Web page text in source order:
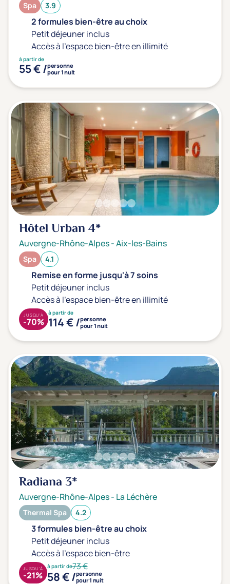
Spa 3.9
2 formules bien-être au choix
Petit déjeuner inclus
Accès à l'espace bien-être en illimité
à partir de
55 € /personne
pour 1 nuit
Hôtel Urban4*
Auvergne-Rhône-Alpes-Aix-les-Bains
Spa 4.1
Remise en forme jusqu'à 7 soins
Petit déjeuner inclus
Accès à l'espace bien-être en illimité
à partir de
114 € /personne
pour 1 nuit
JUSQU'À
-70%
Radiana 3*
Auvergne-Rhône-Alpes- La Léchère
Thermal Spa 4.2
3 formules bien-être au choix
Petit déjeuner inclus
Accès à l'espace bien-être
à partir de73 €
58 € /personne
pour 1 nuit
JUSQU'À
-21%